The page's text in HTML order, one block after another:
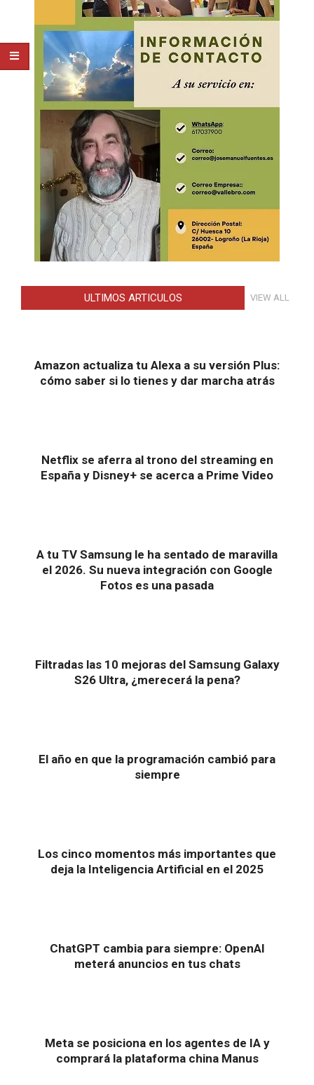
ULTIMOS ARTICULOS VIEW ALL
Amazon actualiza tu Alexa a su versión Plus:
cómo saber si lo tienes y dar marcha atrás
Netflix se aferra al trono del streaming en
España y Disney+ se acerca a Prime Video
A tu TV Samsung le ha sentado de maravilla
el 2026. Su nueva integración con Google
Fotos es una pasada
Filtradas las 10 mejoras del Samsung Galaxy
S26 Ultra, ¿merecerá la pena?
El año en que la programación cambió para
siempre
Los cinco momentos más importantes que
deja la Inteligencia Artificial en el 2025
ChatGPT cambia para siempre: OpenAI
meterá anuncios en tus chats
Meta se posiciona en los agentes de IA y
comprará la plataforma china Manus